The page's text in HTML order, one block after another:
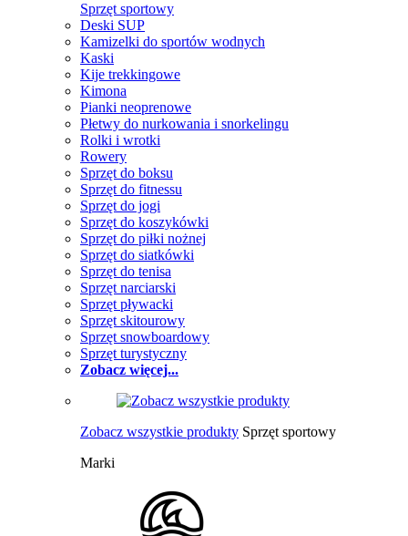
Sprzęt sportowy
Deski SUP
Kamizelki do sportów wodnych
Kaski
Kije trekkingowe
Kimona
Pianki neoprenowe
Płetwy do nurkowania i snorkelingu
Rolki i wrotki
Rowery
Sprzęt do boksu
Sprzęt do fitnessu
Sprzęt do jogi
Sprzęt do koszykówki
Sprzęt do piłki nożnej
Sprzęt do siatkówki
Sprzęt do tenisa
Sprzęt narciarski
Sprzęt pływacki
Sprzęt skitourowy
Sprzęt snowboardowy
Sprzęt turystyczny
Zobacz więcej...
Zobacz wszystkie produkty Sprzęt sportowy
Marki